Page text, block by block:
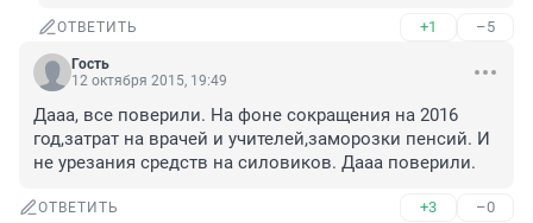
ОТВЕТИТЬ +1 –5
Гость
12 октября 2015, 19:49
Дааа, все поверили. На фоне сокращения на 2016
год,затрат на врачей и учителей,заморозки пенсий. И
не урезания средств на силовиков. Дааа поверили.
ОТВЕТИТЬ +3 –0